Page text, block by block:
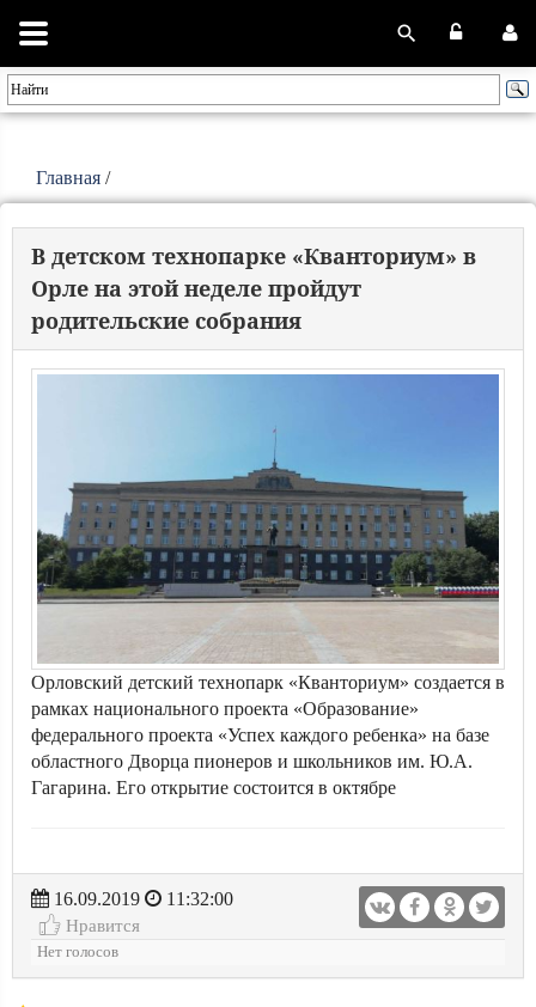
Главная /
В детском технопарке «Кванториум» в
Орле на этой неделе пройдут
родительские собрания
Орловский детский технопарк «Кванториум» создается в
рамках национального проекта «Образование»
федерального проекта «Успех каждого ребенка» на базе
областного Дворца пионеров и школьников им. Ю.А.
Гагарина. Его открытие состоится в октябре
16.09.2019
11:32:00
Нравится
Нет голосов